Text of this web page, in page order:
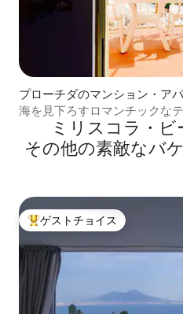
プローチダのマンション・ア
海を見下ろすロマンチックな
ミリスコラ・
そ⁠の⁠他⁠の素⁠敵⁠なバ⁠
大好評のゲストチョイスです。
ゲストチョイス